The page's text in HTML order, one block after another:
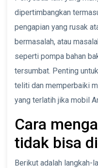
dipertimbangkan
pengapian yang rusak
bermasalah, atau
seperti pompa bahan
tersumbat. Penting
teliti dan memperbaiki
yang terlatih jika mobil
Cara
tidak bisa
Berikut adalah langkah-